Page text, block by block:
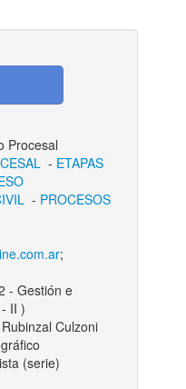
Procesal
- ETAPAS
- PROCESOS
;
- Gestión e
II )
Culzoni
(serie)